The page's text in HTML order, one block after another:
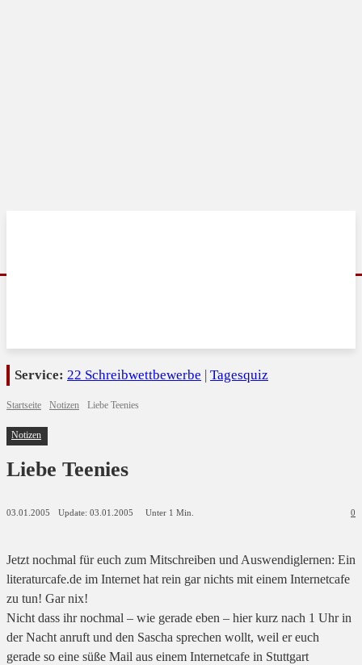
Service: 22 Schreibwettbewerbe | Tagesquiz
Startseite Notizen Liebe Teenies
Notizen
Liebe Teenies
03.01.2005 Update: 03.01.2005 Unter 1 Min. 0
Jetzt nochmal für euch zum Mitschreiben und Auswendiglernen: Ein
literaturcafe.de im Internet hat rein gar nichts mit einem Internetcafe
zu tun! Gar nix!
Nicht dass ihr nochmal – wie gerade eben – hier kurz nach 1 Uhr in
der Nacht anruft und den Sascha sprechen wollt, weil er euch
gerade so eine süße Mail aus einem Internetcafe in Stuttgart